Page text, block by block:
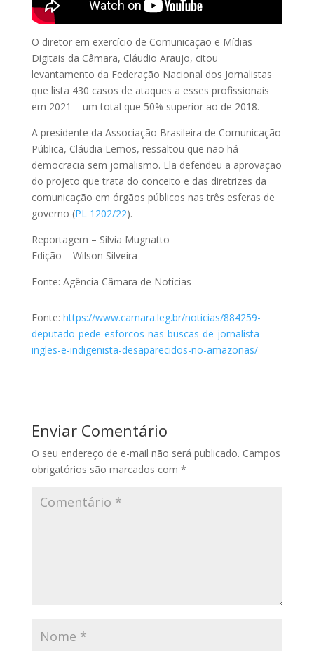
O diretor em exercício de Comunicação e Mídias
Digitais da Câmara, Cláudio Araujo, citou
levantamento da Federação Nacional dos Jornalistas
que lista 430 casos de ataques a esses profissionais
em 2021 – um total que 50% superior ao de 2018.
A presidente da Associação Brasileira de Comunicação
Pública, Cláudia Lemos, ressaltou que não há
democracia sem jornalismo. Ela defendeu a aprovação
do projeto que trata do conceito e das diretrizes da
comunicação em órgãos públicos nas três esferas de
governo (PL 1202/22).
Reportagem – Sílvia Mugnatto
Edição – Wilson Silveira
Fonte: Agência Câmara de Notícias
Fonte: https://www.camara.leg.br/noticias/884259-
deputado-pede-esforcos-nas-buscas-de-jornalista-
ingles-e-indigenista-desaparecidos-no-amazonas/
Enviar Comentário
O seu endereço de e-mail não será publicado. Campos
obrigatórios são marcados com *